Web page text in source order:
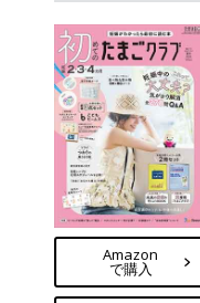
Amazon
で購入